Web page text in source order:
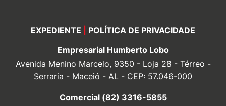
EXPEDIENTE
POLÍTICA DE PRIVACIDADE
Empresarial Humberto Lobo
Avenida Menino Marcelo, 9350 - Loja 28 - Térreo -
Serraria - Maceió - AL - CEP: 57.046-000
Comercial (82) 3316-5855